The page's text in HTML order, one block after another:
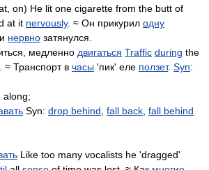
on) He lit one cigarette from the butt of
at it nervously. ≈ Он прикурил одну
и нервно затянулся.
медленно двигаться Traffic during the
. ≈ Транспорт в часы 'пик' еле ползет. Syn:
along;
Syn: drop behind fall back fall behind
Like too many vocalists he 'dragged'